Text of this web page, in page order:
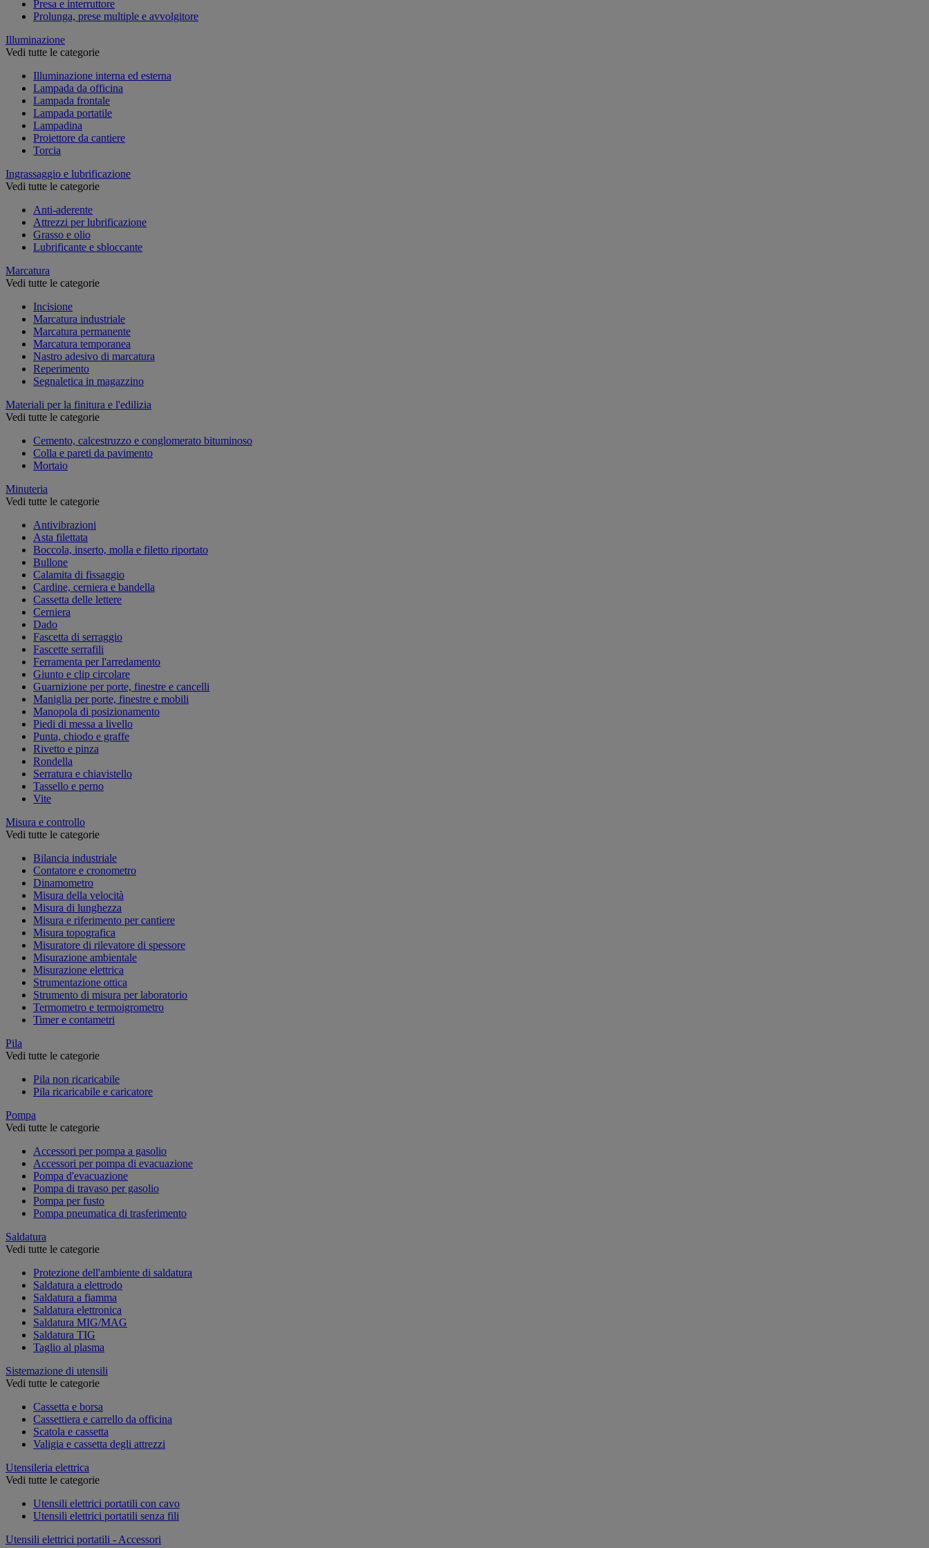
Presa e interruttore
Prolunga, prese multiple e avvolgitore
Illuminazione
Vedi tutte le categorie
Illuminazione interna ed esterna
Lampada da officina
Lampada frontale
Lampada portatile
Lampadina
Proiettore da cantiere
Torcia
Ingrassaggio e lubrificazione
Vedi tutte le categorie
Anti-aderente
Attrezzi per lubrificazione
Grasso e olio
Lubrificante e sbloccante
Marcatura
Vedi tutte le categorie
Incisione
Marcatura industriale
Marcatura permanente
Marcatura temporanea
Nastro adesivo di marcatura
Reperimento
Segnaletica in magazzino
Materiali per la finitura e l'edilizia
Vedi tutte le categorie
Cemento, calcestruzzo e conglomerato bituminoso
Colla e pareti da pavimento
Mortaio
Minuteria
Vedi tutte le categorie
Antivibrazioni
Asta filettata
Boccola, inserto, molla e filetto riportato
Bullone
Calamita di fissaggio
Cardine, cerniera e bandella
Cassetta delle lettere
Cerniera
Dado
Fascetta di serraggio
Fascette serrafili
Ferramenta per l'arredamento
Giunto e clip circolare
Guarnizione per porte, finestre e cancelli
Maniglia per porte, finestre e mobili
Manopola di posizionamento
Piedi di messa a livello
Punta, chiodo e graffe
Rivetto e pinza
Rondella
Serratura e chiavistello
Tassello e perno
Vite
Misura e controllo
Vedi tutte le categorie
Bilancia industriale
Contatore e cronometro
Dinamometro
Misura della velocità
Misura di lunghezza
Misura e riferimento per cantiere
Misura topografica
Misuratore di rilevatore di spessore
Misurazione ambientale
Misurazione elettrica
Strumentazione ottica
Strumento di misura per laboratorio
Termometro e termoigrometro
Timer e contametri
Pila
Vedi tutte le categorie
Pila non ricaricabile
Pila ricaricabile e caricatore
Pompa
Vedi tutte le categorie
Accessori per pompa a gasolio
Accessori per pompa di evacuazione
Pompa d'evacuazione
Pompa di travaso per gasolio
Pompa per fusto
Pompa pneumatica di trasferimento
Saldatura
Vedi tutte le categorie
Protezione dell'ambiente di saldatura
Saldatura a elettrodo
Saldatura a fiamma
Saldatura elettronica
Saldatura MIG/MAG
Saldatura TIG
Taglio al plasma
Sistemazione di utensili
Vedi tutte le categorie
Cassetta e borsa
Cassettiera e carrello da officina
Scatola e cassetta
Valigia e cassetta degli attrezzi
Utensileria elettrica
Vedi tutte le categorie
Utensili elettrici portatili con cavo
Utensili elettrici portatili senza fili
Utensili elettrici portatili - Accessori